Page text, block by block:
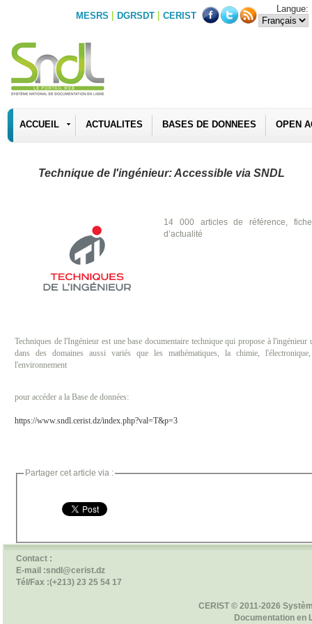
MESRS | DGRSDT | CERIST
Langue:
ACCUEIL ACTUALITES BASES DE DONNEES OPEN
Technique de l'ingénieur: Accessible via SNDL
14 000 articles de référence,
d’actualité
Techniques de l'Ingénieur est une base documentaire technique qui propose à
dans des domaines aussi variés que les mathématiques, la chimie,
l'environnement
pour accéder a la Base de données:
https://www.sndl.cerist.dz/index.php?val=T&p=3
Partager cet article via :
Contact :
E-mail :sndl@cerist.dz
Tél/Fax :(+213) 23 25 54 17
CERIST © 2011-2026
Documentation en